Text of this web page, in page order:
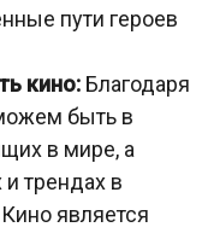
пути героев
кино: Благодаря
быть в
в мире, а
и трендах в
является